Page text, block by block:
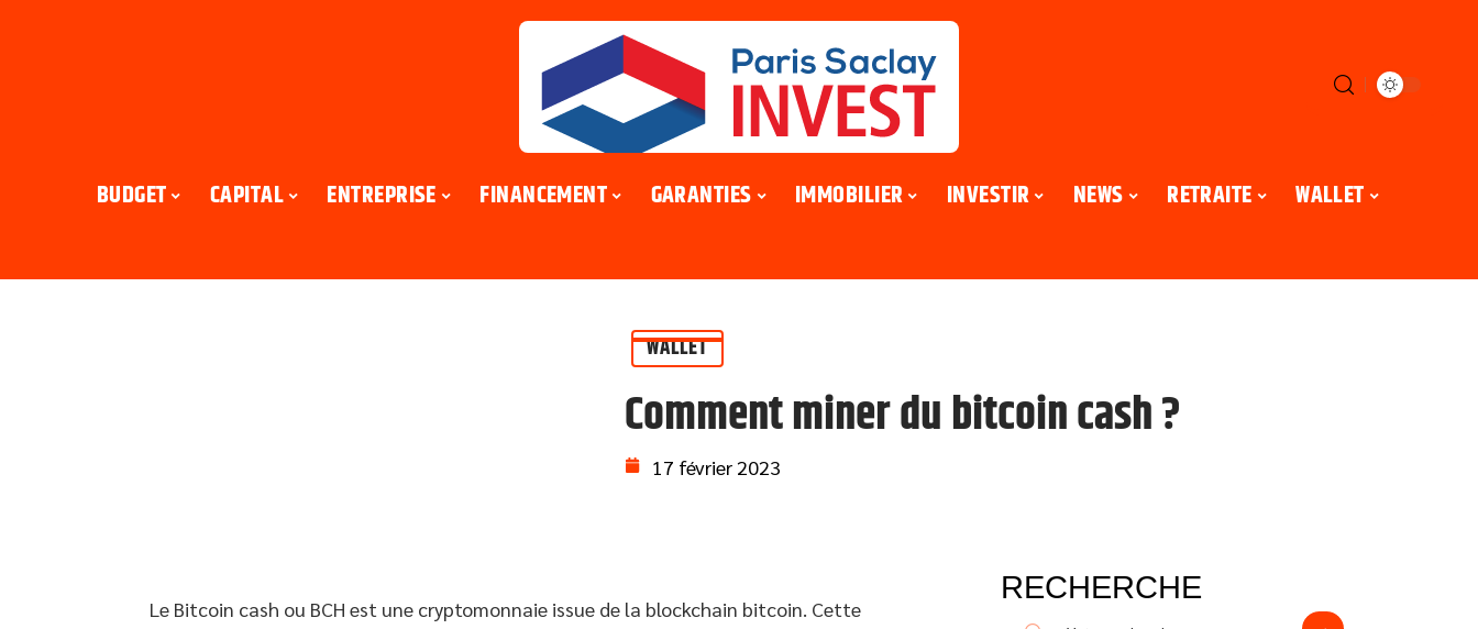
BUDGET CAPITAL ENTREPRISE FINANCEMENT GARANTIES IMMOBILIER INVESTIR NEWS RETRAITE WALLET
WALLET
Comment miner du bitcoin cash ?
17 février 2023
Le Bitcoin cash ou BCH est une cryptomonnaie issue de la blockchain bitcoin. Cette
RECHERCHE